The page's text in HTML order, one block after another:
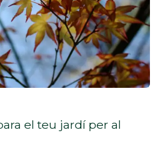
el teu jardí per al